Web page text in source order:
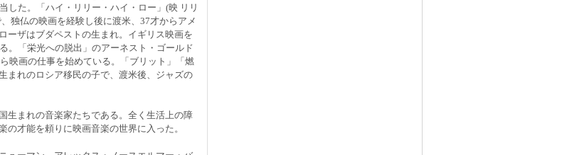
した。「ハイ・リリー・ハイ・ロー」(映 リリ
独仏の映画を経験し後に渡米、37才からアメ
ーザはブダペストの生まれ。イギリス映画を
。「栄光への脱出」のアーネスト・ゴールド
映画の仕事を始めている。「ブリット」「燃
まれのロシア移民の子で、渡米後、ジャズの
まれの音楽家たちである。全く生活上の障
才能を頼りに映画音楽の世界に入った。